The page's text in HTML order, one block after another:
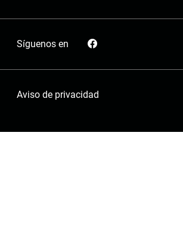
Síguenos en
Aviso de privacidad